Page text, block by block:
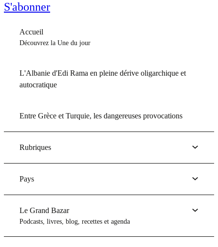
S'abonner
Accueil
Découvrez la Une du jour
L'Albanie d'Edi Rama en pleine dérive oligarchique et
autocratique
Entre Grèce et Turquie, les dangereuses provocations
Rubriques
Pays
Le Grand Bazar
Podcasts, livres, blog, recettes et agenda